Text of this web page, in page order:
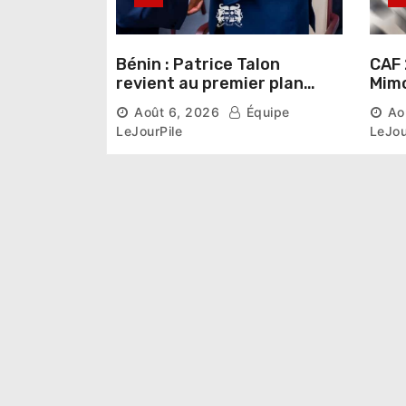
Bénin : Patrice Talon
revient au premier plan
institutionnel comme
premier président du Sénat
Août 6, 2026
Équipe
LeJourPile
la